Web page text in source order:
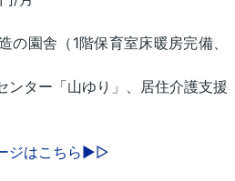
の園舎（1階保育室床暖房完備、
ンター「山ゆり」、居住介護支援
ジはこちら▶▷